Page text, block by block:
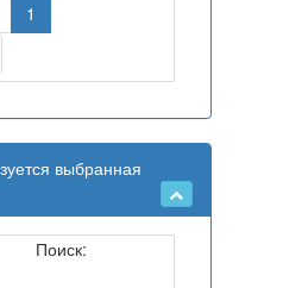
1
выбранная
Поиск: